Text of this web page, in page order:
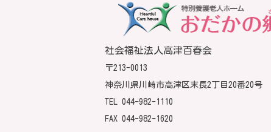
社会福祉法人高津百春会
〒213-0013
神奈川県川崎市高津区末長2丁目20番20号
TEL 044-982-1110
FAX 044-982-1620